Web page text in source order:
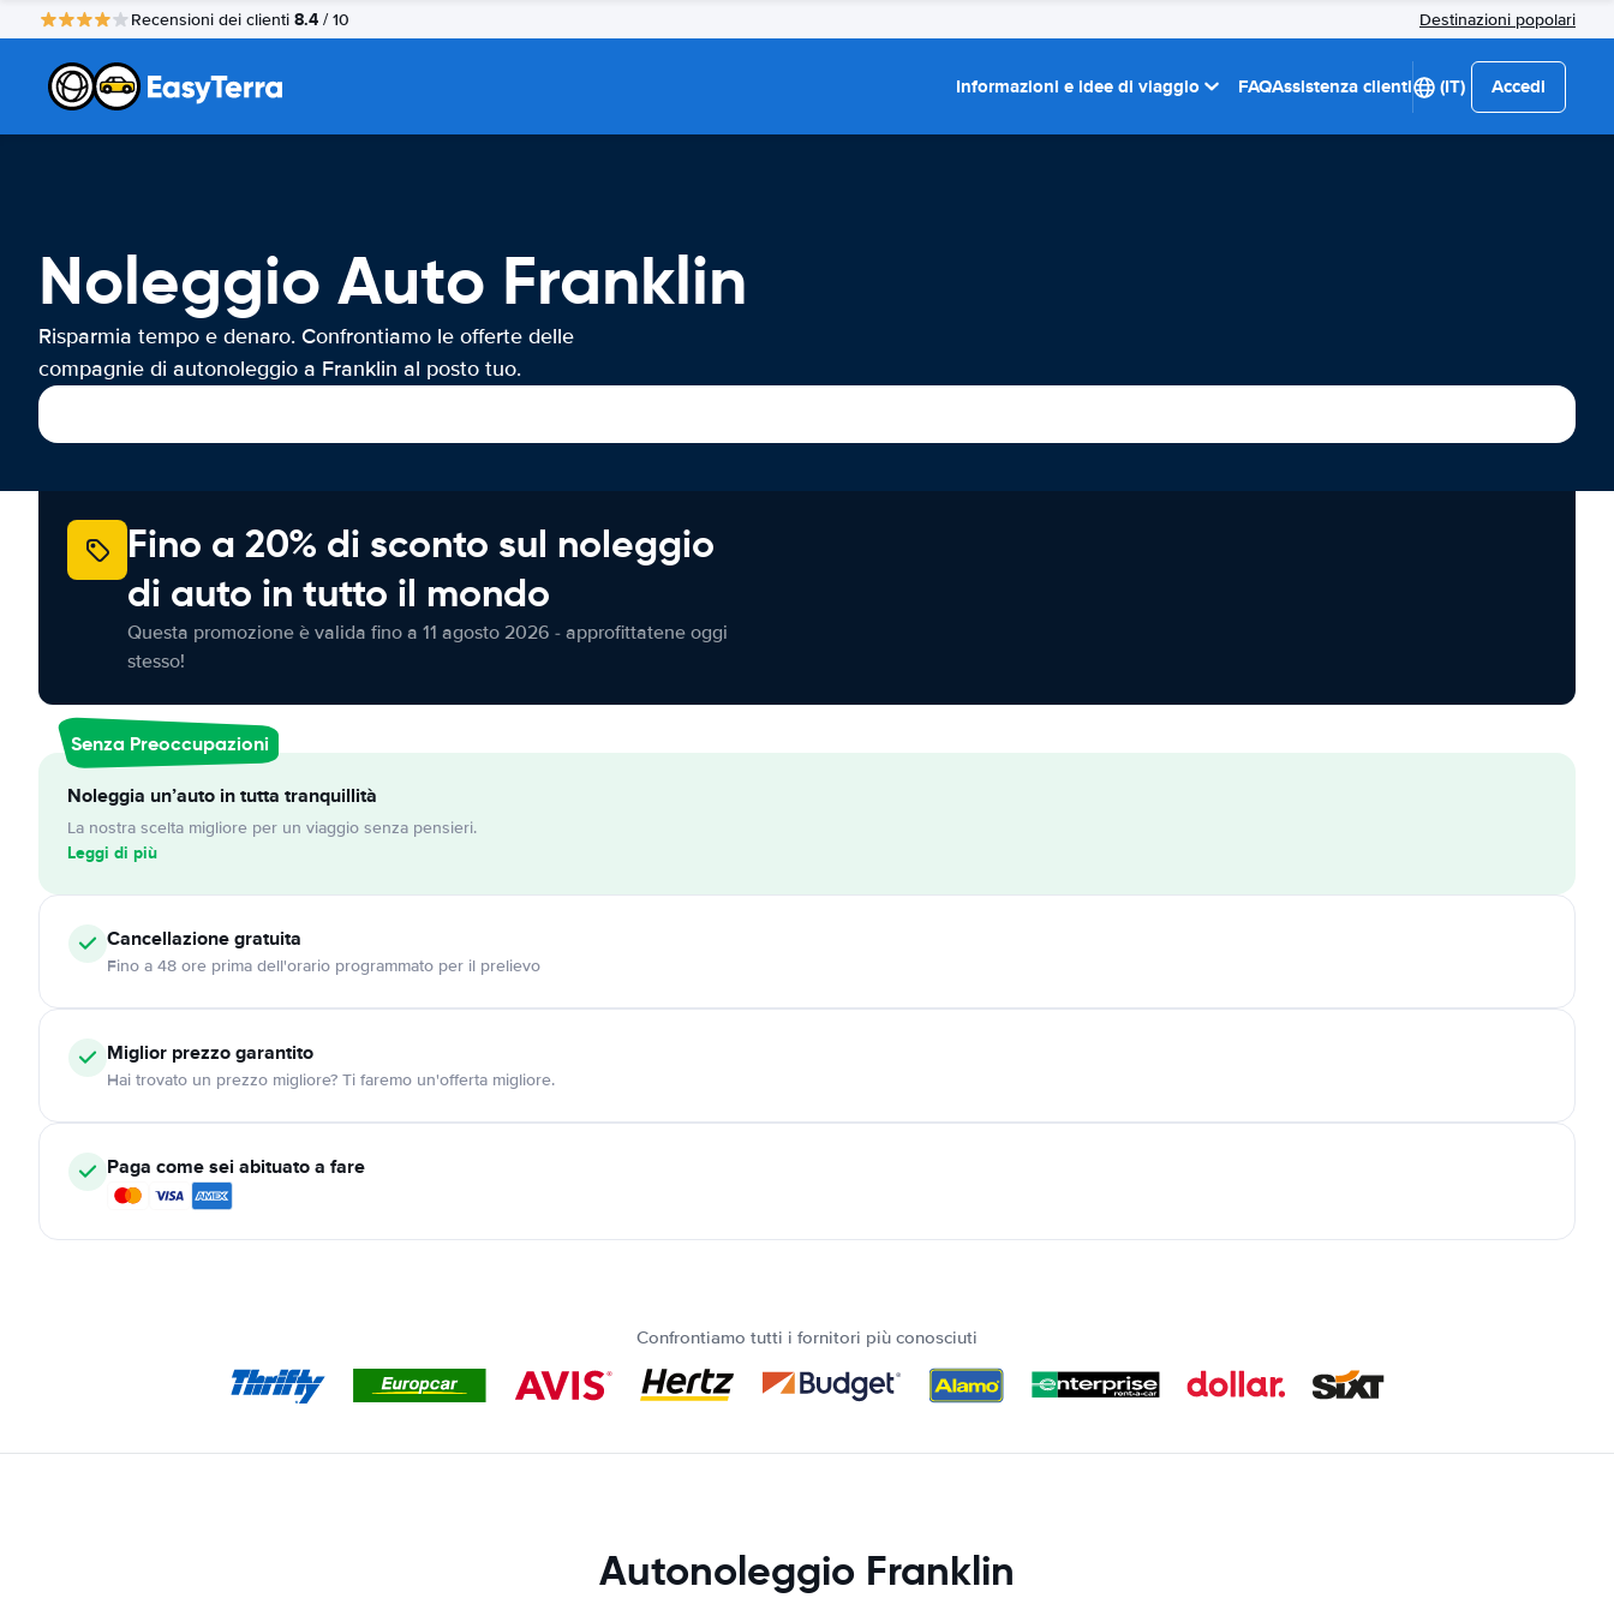
Recensioni dei clienti 8.4 / 10 Destinazioni popolari
Informazioni e idee di viaggio FAQAssistenza clienti (IT) Accedi
Noleggio Auto Franklin
Risparmia tempo e denaro. Confrontiamo le offerte delle
compagnie di autonoleggio a Franklin al posto tuo.
Fino a 20% di sconto sul noleggio
di auto in tutto il mondo
Questa promozione è valida fino a 11 agosto 2026 - approfittatene oggi
stesso!
Senza Preoccupazioni
Noleggia un’auto in tutta tranquillità
La nostra scelta migliore per un viaggio senza pensieri.
Leggi di più
Cancellazionegratuita
Fino a 48 ore prima dell'orario programmato per il prelievo
Miglior prezzo garantito
Hai trovato un prezzo migliore? Ti faremo un'offerta migliore.
Paga come sei abituato a fare
Confrontiamo tutti i fornitori più conosciuti
Autonoleggio Franklin